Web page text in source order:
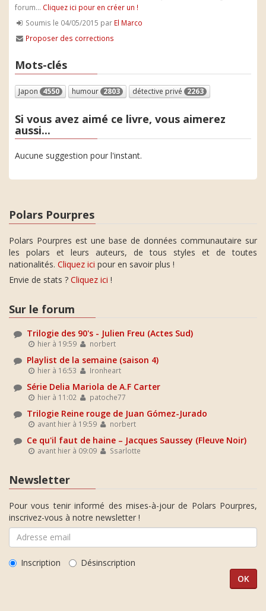
forum... Cliquez ici pour en créer un !
Soumis le 04/05/2015 par El Marco
Proposer des corrections
Mots-clés
Japon 4550 humour 2803 détective privé 2263
Si vous avez aimé ce livre, vous aimerez
aussi...
Aucune suggestion pour l'instant.
Polars Pourpres
Polars Pourpres est une base de données communautaire sur
les polars et leurs auteurs, de tous styles et de toutes
nationalités. Cliquez ici pour en savoir plus !
Envie de stats ? Cliquez ici !
Sur le forum
Trilogie des 90's - Julien Freu (Actes Sud)
hier à 19:59 norbert
Playlist de la semaine (saison 4)
hier à 16:53 Ironheart
Série Delia Mariola de A.F Carter
hier à 11:02 patoche77
Trilogie Reine rouge de Juan Gómez-Jurado
avant hier à 19:59 norbert
Ce qu'il faut de haine – Jacques Saussey (Fleuve Noir)
avant hier à 09:09 Ssarlotte
Newsletter
Pour vous tenir informé des mises-à-jour de Polars Pourpres,
inscrivez-vous à notre newsletter !
Inscription Désinscription